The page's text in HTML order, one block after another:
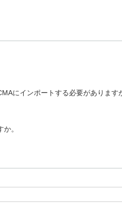
にインポートする必要があります
。